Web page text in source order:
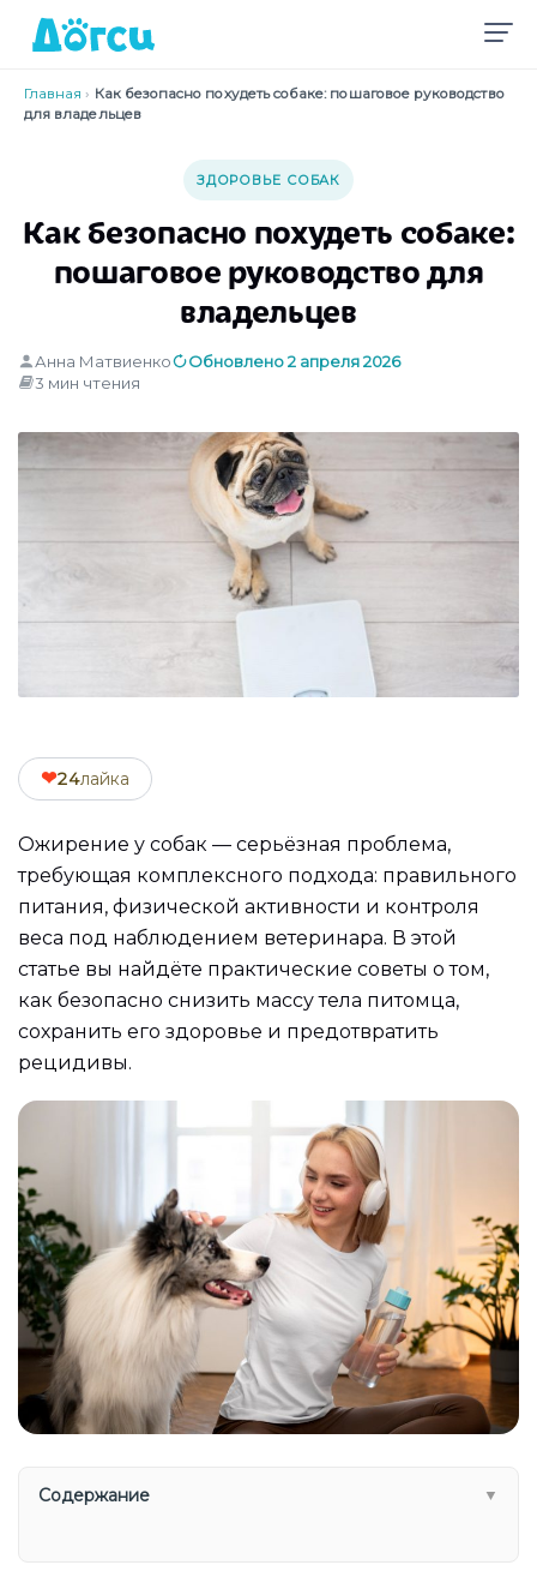
Главная › Как безопасно похудеть собаке: пошаговое руководство
для владельцев
ЗДОРОВЬЕ СОБАК
Как безопасно похудеть собаке:
пошаговое руководство для
владельцев
Анна Матвиенко
Обновлено 2 апреля 2026
3 мин чтения
❤24лайка
Ожирение у собак — серьёзная проблема,
требующая комплексного подхода: правильного
питания, физической активности и контроля
веса под наблюдением ветеринара. В этой
статье вы найдёте практические советы о том,
как безопасно снизить массу тела питомца,
сохранить его здоровье и предотвратить
рецидивы.
Содержание ▼